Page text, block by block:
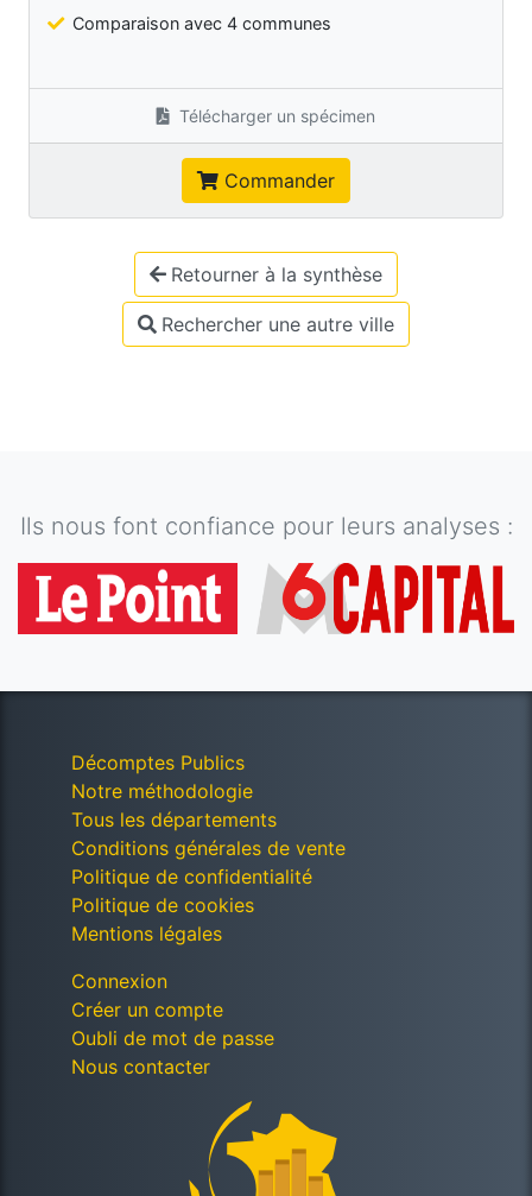
Comparaison avec 4 communes
Télécharger un spécimen
Commander
Retourner à la synthèse
Rechercher une autre ville
Ils nous font confiance pour leurs analyses :
Décomptes Publics
Notre méthodologie
Tous les départements
Conditions générales de vente
Politique de confidentialité
Politique de cookies
Mentions légales
Connexion
Créer un compte
Oubli de mot de passe
Nous contacter